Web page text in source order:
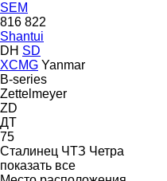
SEM
816 822
Shantui
DH SD
XCMG Yanmar
B-series
Zettelmeyer
ZD
ДТ
75
Сталинец ЧТЗ Четра
показать все